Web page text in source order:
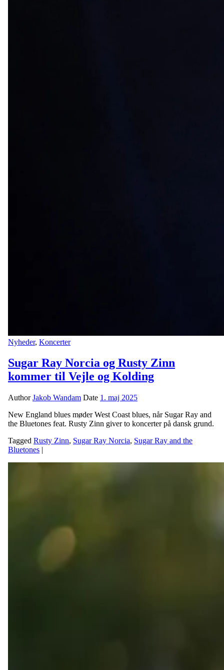
Nyheder, Koncerter
Sugar Ray Norcia og Rusty Zinn
kommer til Vejle og Kolding
AuthorJakob Wandam Date 1. maj 2025
New England blues møder West Coast blues, når Sugar Ray and
the Bluetones feat. Rusty Zinn giver to koncerter på dansk grund.
Tagged Rusty Zinn, Sugar Ray Norcia, Sugar Ray and the
Bluetones |